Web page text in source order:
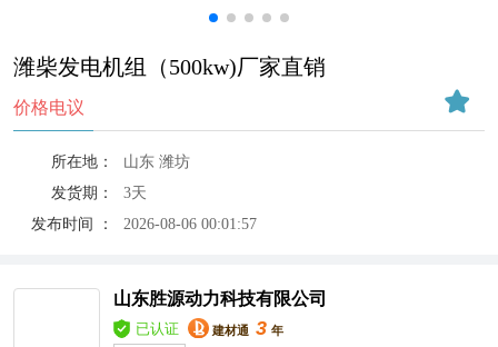
潍柴发电机组（500kw)厂家直销
价格电议
所在地：
山东 潍坊
发货期：
3天
发布时间 ：
2026-08-06 00:01:57
山东胜源动力科技有限公司
已认证 建材通 3 年